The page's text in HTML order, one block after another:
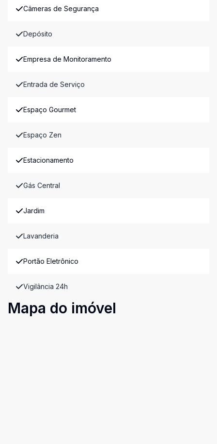
Câmeras de Segurança
Depósito
Empresa de Monitoramento
Entrada de Serviço
Espaço Gourmet
Espaço Zen
Estacionamento
Gás Central
Jardim
Lavanderia
Portão Eletrônico
Vigilância 24h
Mapa do imóvel